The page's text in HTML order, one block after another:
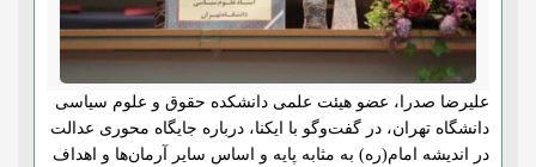
علیرضا صدرا، عضو هیئت علمی دانشکده حقوق و علوم سیاسی
دانشگاه تهران، در گفت‌وگو با ایکنا، درباره جایگاه محوری عدالت
در اندیشه امام(ره) به مثابه پایه و اساس سایر آرمان‌ها و اهداف